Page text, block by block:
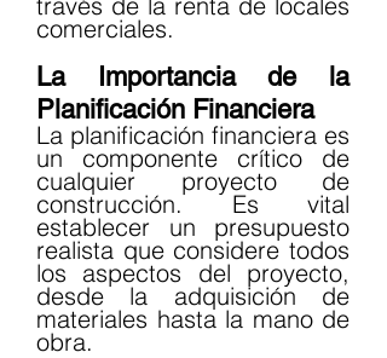
comerciales.
La Importancia de la
Planificación Financiera
La planificación financiera es
un componente crítico de
cualquier proyecto de
construcción. Es vital
establecer un presupuesto
realista que considere todos
los aspectos del proyecto,
desde la adquisición de
materiales hasta la mano de
obra.